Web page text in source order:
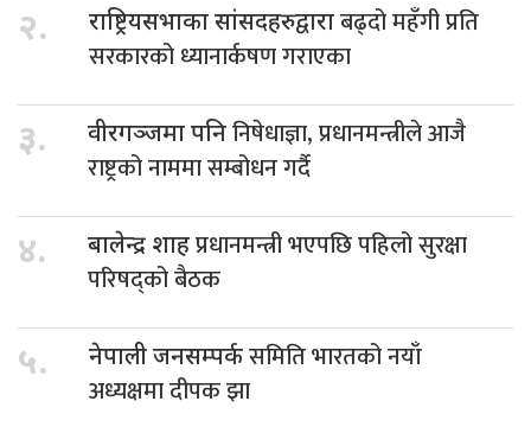
२. राष्ट्रियसभाका सांसदहरुद्वाराबढ्दो महँगी प्रति
सरकारको ध्यानार्कषण गराएका
३. वीरगञ्जमा पनिनिषेधाज्ञा, प्रधानमन्त्रीले आजै
राष्ट्रको नाममा सम्बोधन गर्दै
४. बालेन्द्र शाहप्रधानमन्त्री भएपछि पहिलो सुरक्षा
परिषद्को बैठक
५. नेपाली जनसम्पर्कसमिति भारतको नयाँ
अध्यक्षमा दीपक झा